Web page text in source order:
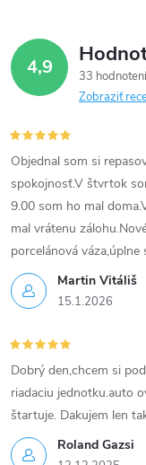
4,9
33
Zobraziť
Martin Vitáliš
15.1.2026
Objednal som si
spokojnosť.V štvrtok
9.00 som ho mal
mal vrátenu
porcelánová
Roland Gazsi
Dobrý den,chcem si
riadaciu jednotku.auto
štartuje. Dakujem len